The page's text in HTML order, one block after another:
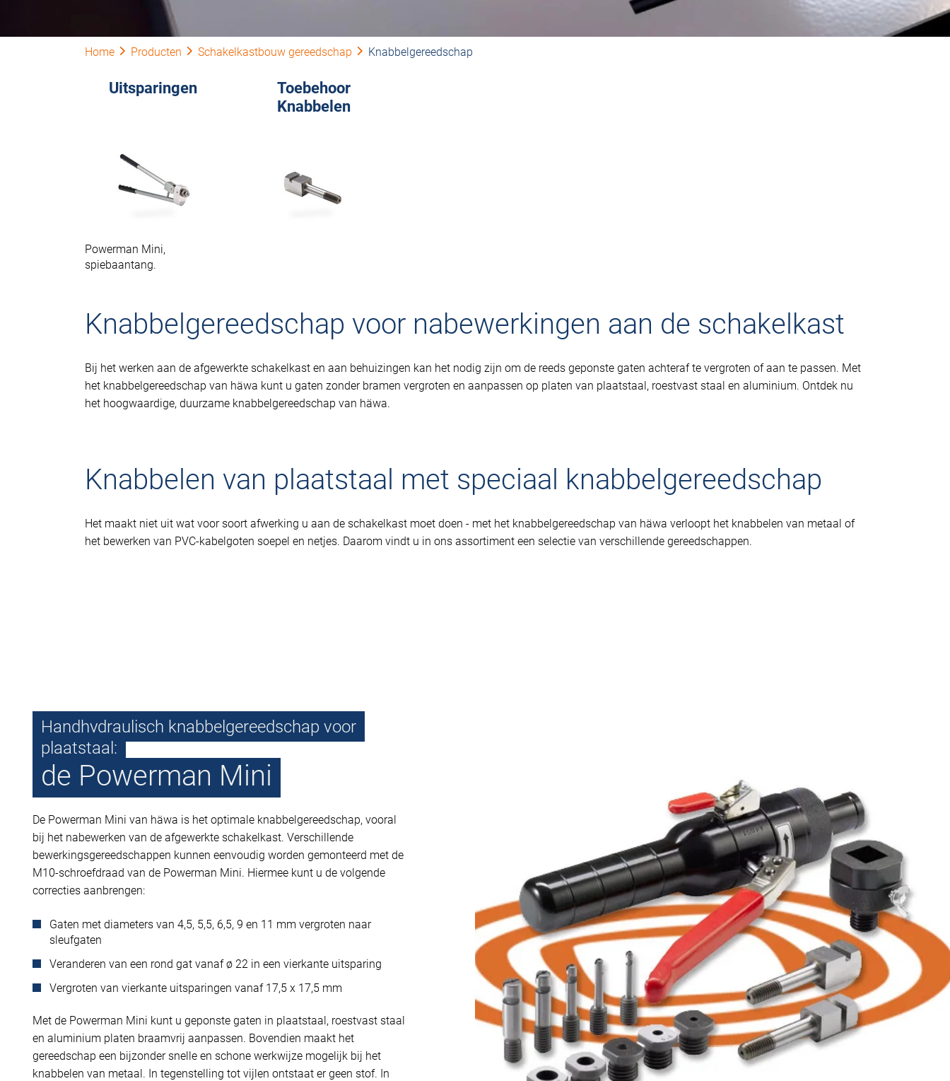
Home Producten Schakelkastbouw gereedschap Knabbelgereedschap
Uitsparingen
Powerman Mini,
spiebaantang.
Toebehoor
Knabbelen
Knabbelgereedschap voor nabewerkingen aan de schakelkast
Bij het werken aan de afgewerkte schakelkast en aan behuizingen kan het nodig zijn om de reeds geponste gaten achteraf te vergroten of aan te passen. Met
het knabbelgereedschap van häwa kunt u gaten zonder bramen vergroten en aanpassen op platen van plaatstaal, roestvast staal en aluminium. Ontdek nu
het hoogwaardige, duurzame knabbelgereedschap van häwa.
Knabbelen van plaatstaal met speciaal knabbelgereedschap
Het maakt niet uit wat voor soort afwerking u aan de schakelkast moet doen - met het knabbelgereedschap van häwa verloopt het knabbelen van metaal of
het bewerken van PVC-kabelgoten soepel en netjes. Daarom vindt u in ons assortiment een selectie van verschillende gereedschappen.
Handhydraulisch knabbelgereedschap voor
plaatstaal:
de Powerman Mini
De Powerman Mini van häwa is het optimale knabbelgereedschap, vooral
bij het nabewerken van de afgewerkte schakelkast. Verschillende
bewerkingsgereedschappen kunnen eenvoudig worden gemonteerd met de
M10-schroefdraad van de Powerman Mini. Hiermee kunt u de volgende
correcties aanbrengen:
Gaten met diameters van 4,5, 5,5, 6,5, 9 en 11 mm vergroten naar
sleufgaten
Veranderen van een rond gat vanaf ø 22 in een vierkante uitsparing
Vergroten van vierkante uitsparingen vanaf 17,5 x 17,5 mm
Met de Powerman Mini kunt u geponste gaten in plaatstaal, roestvast staal
en aluminium platen braamvrij aanpassen. Bovendien maakt het
gereedschap een bijzonder snelle en schone werkwijze mogelijk bij het
knabbelen van metaal. In tegenstelling tot vijlen ontstaat er geen stof. In